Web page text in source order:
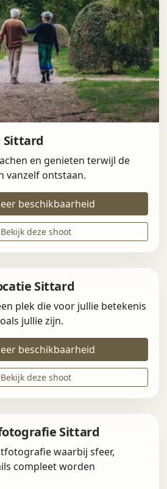
Sittard
en genieten terwijl de
vanzelf ontstaan.
beschikbaarheid
Bekijk deze shoot
Sittard
plek die voor jullie betekenis
jullie zijn.
beschikbaarheid
Bekijk deze shoot
Sittard
waarbij sfeer,
compleet worden